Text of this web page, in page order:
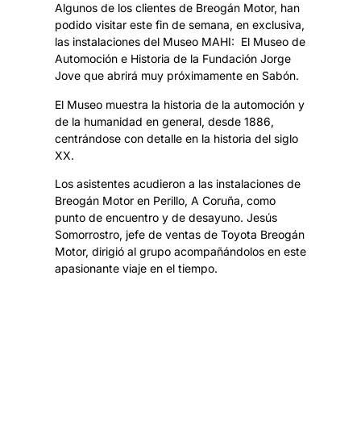
Algunos de los clientes de Breogán Motor, han
podido visitar este fin de semana, en exclusiva,
las instalaciones del Museo MAHI: El Museo de
Automoción e Historia de la Fundación Jorge
Jove que abrirá muy próximamente en Sabón.
El Museo muestra la historia de la automoción y
de la humanidad en general, desde 1886,
centrándose con detalle en la historia del siglo
XX.
Los asistentes acudieron a las instalaciones de
Breogán Motor en Perillo, A Coruña, como
punto de encuentro y de desayuno. Jesús
Somorrostro, jefe de ventas de Toyota Breogán
Motor, dirigió al grupo acompañándolos en este
apasionante viaje en el tiempo.